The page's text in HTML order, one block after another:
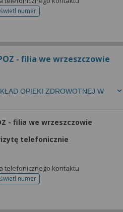
numer
telefonu do rejestracji
- filia we wrzeszczowie
OPIEKI ZDROWOTNEJ W
- filia we wrzeszczowie
telefonicznie
telefonicznego kontaktu
numer
telefonu do rejestracji
na przetwarzanie Twoich
to możesz tego dokonać
wykorzystywania
naszym serwisie
Serwisu.